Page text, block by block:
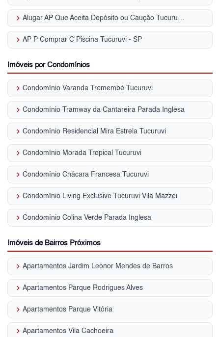
keyboard_arrow_right Alugar AP Que Aceita Depósito ou Caução Tucuruvi - SP
keyboard_arrow_right AP P Comprar C Piscina Tucuruvi - SP
Imóveis por Condomínios
keyboard_arrow_right Condomínio Varanda Tremembé Tucuruvi
keyboard_arrow_right Condomínio Tramway da Cantareira Parada Inglesa
keyboard_arrow_right Condomínio Residencial Mira Estrela Tucuruvi
keyboard_arrow_right Condomínio Morada Tropical Tucuruvi
keyboard_arrow_right Condomínio Chácara Francesa Tucuruvi
keyboard_arrow_right Condomínio Living Exclusive Tucuruvi Vila Mazzei
keyboard_arrow_right Condomínio Colina Verde Parada Inglesa
Imóveis de Bairros Próximos
keyboard_arrow_right Apartamentos Jardim Leonor Mendes de Barros
keyboard_arrow_right Apartamentos Parque Rodrigues Alves
keyboard_arrow_right Apartamentos Parque Vitória
keyboard_arrow_right Apartamentos Vila Cachoeira